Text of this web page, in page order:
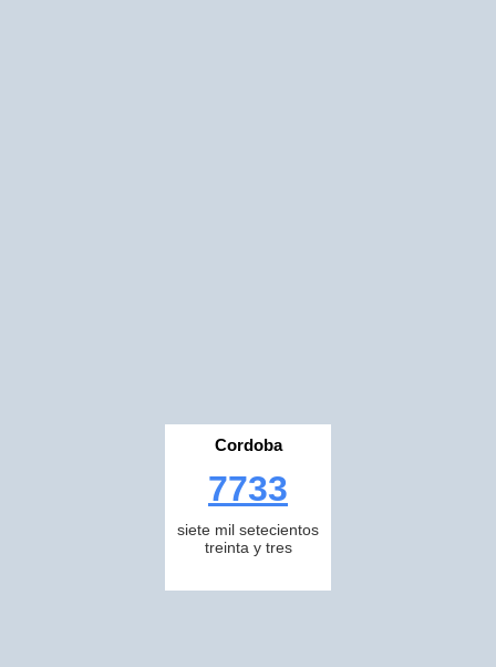
Cordoba
7733
siete mil setecientos
treinta y tres